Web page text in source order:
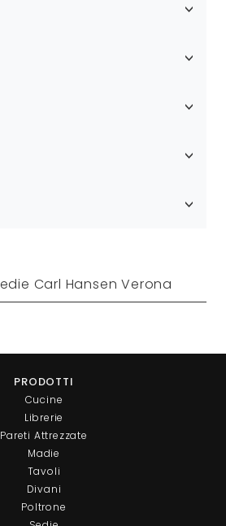
Carl Hansen Verona
PRODOTTI
Cucine
Librerie
Pareti Attrezzate
Madie
Tavoli
Divani
Poltrone